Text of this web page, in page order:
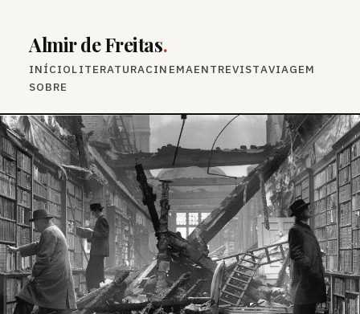
Almir de Freitas.
INÍCIOLITERATURACINEMAENTREVISTAVIAGEM
SOBRE